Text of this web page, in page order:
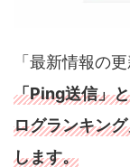
「最新情報の
「Ping送信」
ログランキン
します。